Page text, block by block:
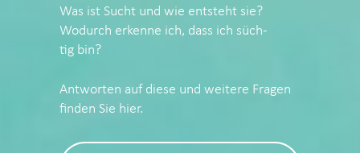
Was ist Sucht und wie ent­steht sie?
Wodurch erken­ne ich, dass ich süch­
tig bin?
Ant­wor­ten auf die­se und wei­te­re Fra­gen
fin­den Sie hier.